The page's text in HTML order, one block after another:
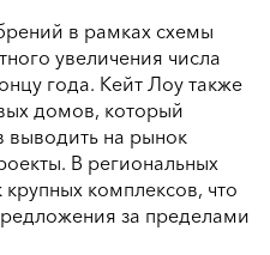
в рамках схемы
увеличения числа
года. Кейт Лоу также
домов, который
выводить на рынок
В региональных
комплексов, что
за пределами